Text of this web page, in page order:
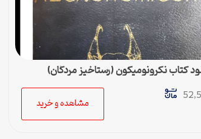
کتاب نکرونومیکون (رستاخیز مردگان)
مشاهده و خرید